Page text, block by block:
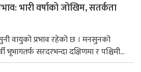
भारी वर्षाको जोखिम, सतर्कता
वायुको प्रभाव रहेको छ । मनसुनको
भूभागतर्फ सरदरभन्दा दक्षिणमा र पश्चिमी...